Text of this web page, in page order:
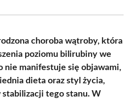
choroba wątroby, która
poziomu bilirubiny we
nie manifestuje się objawami,
dieta oraz styl życia,
stabilizacji tego stanu. W